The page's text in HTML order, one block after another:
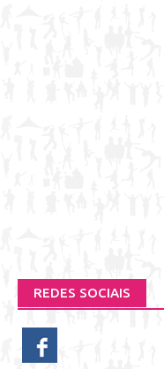
REDES SOCIAIS